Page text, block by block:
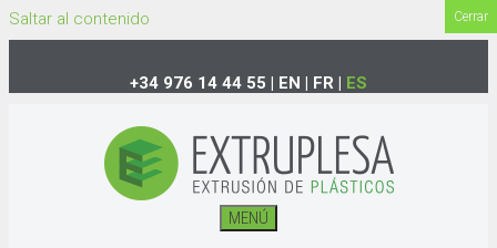
Saltar al contenido
+34 976 14 44 55 | EN | FR | ES
MENÚ
Cerrar